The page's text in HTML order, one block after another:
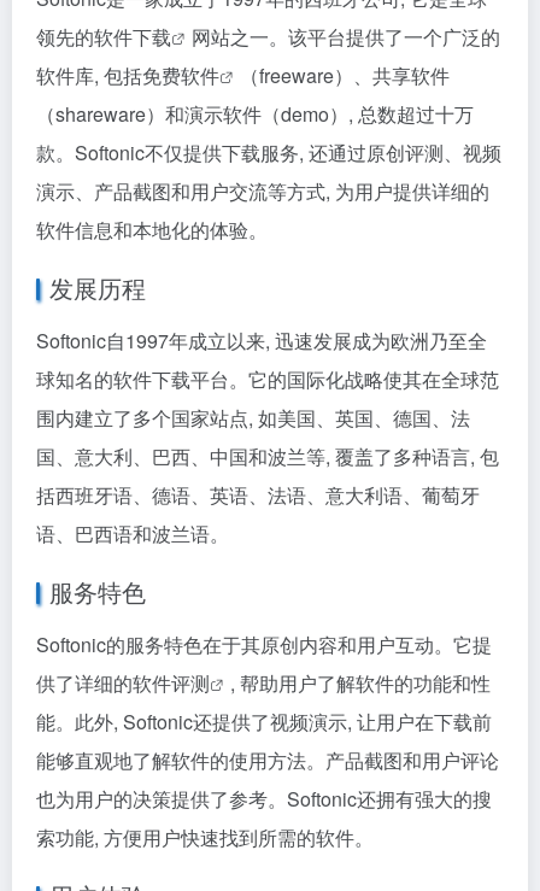
领先的软件下载
网站之一。该平台提供了一个广泛的
软件库, 包括免费软件
（freeware）、共享软件
（shareware）和演示软件（demo）, 总数超过十万
款。Softonic不仅提供下载服务, 还通过原创评测、视频
演示、产品截图和用户交流等方式, 为用户提供详细的
软件信息和本地化的体验。
发展历程
Softonic自1997年成立以来, 迅速发展成为欧洲乃至全
球知名的软件下载平台。它的国际化战略使其在全球范
围内建立了多个国家站点, 如美国、英国、德国、法
国、意大利、巴西、中国和波兰等, 覆盖了多种语言, 包
括西班牙语、德语、英语、法语、意大利语、葡萄牙
语、巴西语和波兰语。
服务特色
Softonic的服务特色在于其原创内容和用户互动。它提
供了详细的软件评测
, 帮助用户了解软件的功能和性
能。此外, Softonic还提供了视频演示, 让用户在下载前
能够直观地了解软件的使用方法。产品截图和用户评论
也为用户的决策提供了参考。Softonic还拥有强大的搜
索功能, 方便用户快速找到所需的软件。